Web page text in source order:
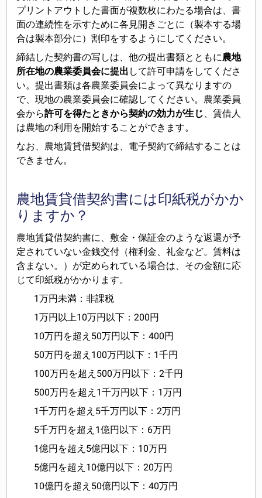
プリントアウトした書面が複数枚にわたる場合は、書
面の連続性を示すために各見開きごとに（製本する場
合は製本部分に）割印をするようにしてください。
締結した契約書の写しは、他の提出書類とともに農地
所在地の農業委員会に提出 して許可申請をしてくださ
い。提出書類は各農業委員会によって異なりますの
で、現地の農業委員会に確認してください。農業委員
会から許可を得たときから契約の効力が生じ、賃借人
は農地の利用を開始することができます。
なお、農地賃貸借契約は、電子契約で締結することは
できません。
農地賃貸借契約書には印紙税がかか
りますか？
農地賃貸借契約書に、敷金・保証金のような返還が予
定されていない金銭交付（権利金、礼金など。賃料は
含まない。）が定められている場合は、その金額に応
じて印紙税がかかります。
1万円未満：非課税
1万円以上10万円以下：200円
10万円を超え50万円以下：400円
50万円を超え100万円以下：1千円
100万円を超え500万円以下：2千円
500万円を超え1千万円以下：1万円
1千万円を超え5千万円以下：2万円
5千万円を超え1億円以下：6万円
1億円を超え5億円以下：10万円
5億円を超え10億円以下：20万円
10億円を超え50億円以下：40万円